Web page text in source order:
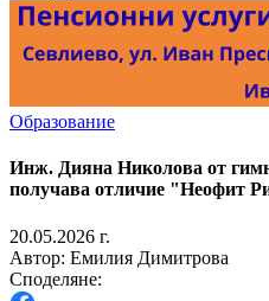
Образование
Инж. Дияна Николова от
получава отличие "Неофит
20.05.2026 г.
Автор: Емилия Димитрова
Споделяне: